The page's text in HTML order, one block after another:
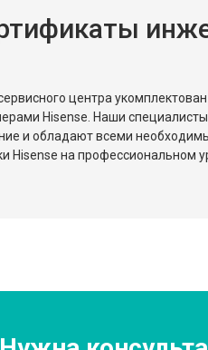
реле
центра
Hisense. Наши
и обладают всеми
Hisense на профессиональном